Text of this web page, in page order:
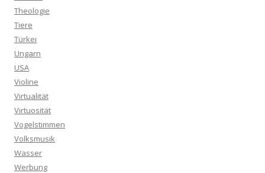
Theologie
Tiere
Türkei
Ungarn
USA
Violine
Virtualität
Virtuosität
Vogelstimmen
Volksmusik
Wasser
Werbung